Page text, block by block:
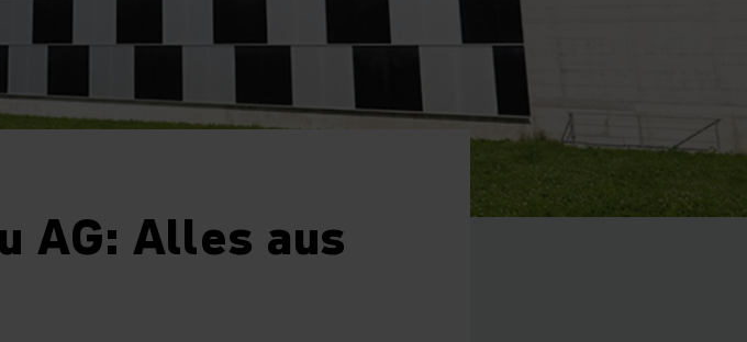
AG: Alles aus